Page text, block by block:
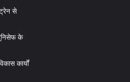
से
के
कार्यों